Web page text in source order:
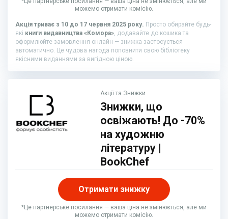
можемо отримати комісію.
Акція триває з 10 до 17 червня 2025 року. Просто обирайте будь-
які книги видавництва «Комора» , додавайте до кошика та
оформлюйте замовлення онлайн — знижка застосується
автоматично. Це чудова нагода поповнити свою бібліотеку
якісними виданнями за вигідною ціною.
Акції та Знижки
Знижки, що
освіжають! До -70%
на художню
літературу |
BookChef
Отримати знижку
*Це партнерське посилання — ваша ціна не змінюється, але ми
можемо отримати комісію.